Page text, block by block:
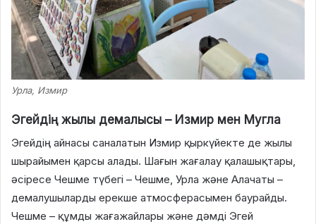
Урла, Измир
Эгейдің жылы демалысы – Измир мен Мугла
Эгейдің айнасы саналатын Измир қыркүйекте де жылы
шырайымен қарсы алады. Шағын жағалау қалашықтары,
әсіресе Чешме түбегі – Чешме, Урла және Алачаты –
демалушыларды ерекше атмосферасымен баурайды.
Чешме – құмды жағажайлары және дәмді Эгей